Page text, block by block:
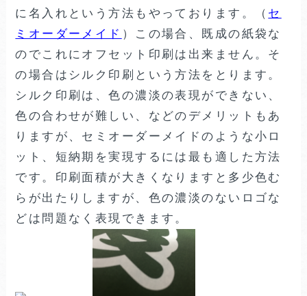
に名入れという方法もやっております。（ セ
ミオーダーメイド ）この場合、既成の紙袋な
のでこれにオフセット印刷は出来ません。そ
の場合はシルク印刷という方法をとります。
シルク印刷は、色の濃淡の表現ができない、
色の合わせが難しい、などのデメリットもあ
りますが、セミオーダーメイドのような小ロ
ット、短納期を実現するには最も適した方法
です。印刷面積が大きくなりますと多少色む
らが出たりしますが、色の濃淡のないロゴな
どは問題なく表現できます。